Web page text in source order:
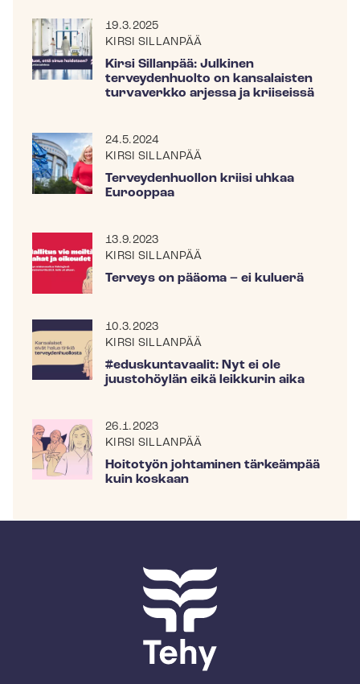
19.3.2025
KIRSI SILLANPÄÄ
Kirsi Sillanpää: Julkinen
terveydenhuolto on kansalaisten
turvaverkko arjessa ja kriiseissä
24.5.2024
KIRSI SILLANPÄÄ
Terveydenhuollon kriisi uhkaa
Eurooppaa
13.9.2023
KIRSI SILLANPÄÄ
Terveys on pääoma – ei kuluerä
10.3.2023
KIRSI SILLANPÄÄ
#eduskuntavaalit: Nyt ei ole
juustohöylän eikä leikkurin aika
26.1.2023
KIRSI SILLANPÄÄ
Hoitotyön johtaminen tärkeämpää
kuin koskaan